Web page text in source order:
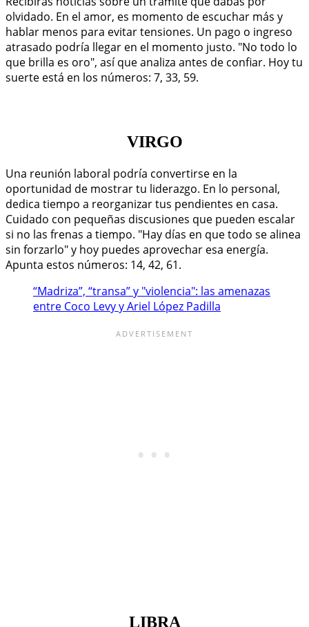
olvidado. En el amor, es momento de escuchar más y
hablar menos para evitar tensiones. Un pago o ingreso
atrasado podría llegar en el momento justo. "No todo lo
que brilla es oro", así que analiza antes de confiar. Hoy tu
suerte está en los números: 7, 33, 59.
VIRGO
Una reunión laboral podría convertirse en la
oportunidad de mostrar tu liderazgo. En lo personal,
dedica tiempo a reorganizar tus pendientes en casa.
Cuidado con pequeñas discusiones que pueden escalar
si no las frenas a tiempo. "Hay días en que todo se alinea
sin forzarlo" y hoy puedes aprovechar esa energía.
Apunta estos números: 14, 42, 61.
“Madriza”, “transa” y "violencia": las amenazas
entre Coco Levy y Ariel López Padilla
LIBRA